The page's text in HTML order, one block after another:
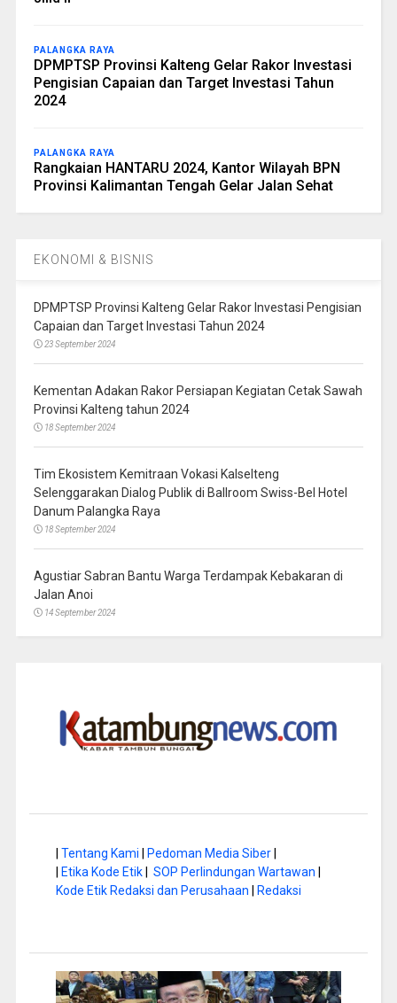
PALANGKA RAYA
DPMPTSP Provinsi Kalteng Gelar Rakor Investasi
Pengisian Capaian dan Target Investasi Tahun
2024
PALANGKA RAYA
Rangkaian HANTARU 2024, Kantor Wilayah BPN
Provinsi Kalimantan Tengah Gelar Jalan Sehat
EKONOMI & BISNIS
DPMPTSP Provinsi Kalteng Gelar Rakor Investasi Pengisian
Capaian dan Target Investasi Tahun 2024
23 September 2024
Kementan Adakan Rakor Persiapan Kegiatan Cetak Sawah
Provinsi Kalteng tahun 2024
18 September 2024
Tim Ekosistem Kemitraan Vokasi Kalselteng
Selenggarakan Dialog Publik di Ballroom Swiss-Bel Hotel
Danum Palangka Raya
18 September 2024
Agustiar Sabran Bantu Warga Terdampak Kebakaran di
Jalan Anoi
14 September 2024
Tentang Kami Pedoman Media Siber|
Etika Kode Etik| SOP Perlindungan Wartawan
Kode Etik Redaksi dan Perusahaan
Redaksi